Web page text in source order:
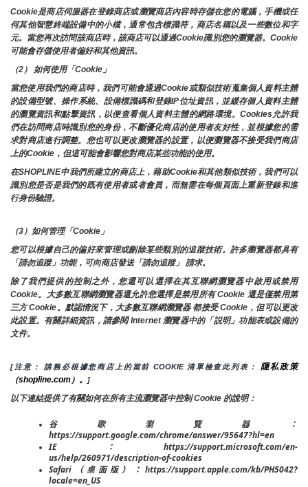
Cookie是商店伺服器在登錄商店或瀏覽商店內容時存儲在您的電腦，手機或任
何其他智慧終端設備中的小檔，通常包含標識符，商店名稱以及一些數位和字
元。當您再次訪問該商店時，該商店可以通過Cookie識別您的瀏覽器。Cookie
可能會存儲使用者偏好和其他資訊。
（2） 如何使用「Cookie」
當您使用我們的商店時，我們可能會通過Cookie或類似技術蒐集個人資料主體
的設備型號、操作系統、設備標識碼和登錄IP位址資訊，並緩存個人資料主體
的瀏覽資訊和點擊資訊，以便查看個人資料主體的網路環境。Cookies允許我
們在訪問商店時識別您的身份，不斷優化商店的使用者友好性，並根據您的需
求對商店進行調整。您也可以更改瀏覽器的設置，以便瀏覽器不接受我們商店
上的Cookie，但這可能會影響您對商店某些功能的使用。
在SHOPLINE中我們所建立的商店上，藉助Cookie和其他類似技術，我們可以
識別您是否是我們的既有使用者或者會員，而無需在每個頁面上重新登錄和進
行身份驗證。
（3）如何管理「Cookie」
您可以根據自己的偏好來管理或刪除某些類別的追蹤技術。許多瀏覽器都具有
「請勿追蹤」功能，可向商店發送「請勿追蹤」 請求。
除了我們提供的控制之外，您還可以選擇在其互聯網瀏覽器中啟用或禁用
Cookie。大多數互聯網瀏覽器還允許您選擇是禁用所有 Cookie 還是僅禁用第
三方 Cookie。默認情況下，大多數互聯網瀏覽器 都接受 Cookie，但可以更改
此設置。有關詳細資訊，請參閱 Internet 瀏覽器中的「説明」功能表或設備的
文件。
[注意： 請務必根據您商店上的當前 COOKIE 清單檢查此列表： 隱私政策
（shopline.com）。
]
以下連結提供了有關如何在所有主流瀏覽器中控制 Cookie 的說明：
谷歌瀏覽器：
https://support.google.com/chrome/answer/95647?hl=en
IE：https://support.microsoft.com/en-
us/help/260971/description-of-cookies
Safari（桌面版）：https://support.apple.com/kb/PH5042?
locale=en_US